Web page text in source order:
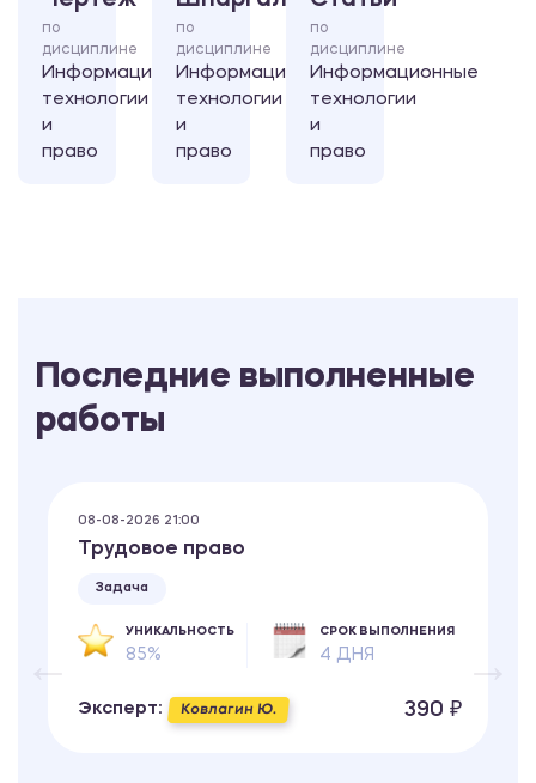
по
дисциплине
Информационные
технологии
и
право
по
дисциплине
Информационные
технологии
и
право
по
дисциплине
Информационные
технологии
и
право
Последние выполненные
работы
08-08-2026 21:00
Трудовое право
Задача
УНИКАЛЬНОСТЬ
85%
СРОК ВЫПОЛНЕНИЯ
4 ДНЯ
Эксперт: Ковлагин Ю. 390 ₽